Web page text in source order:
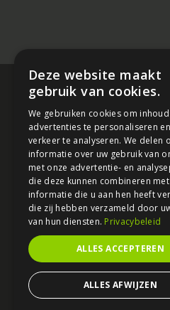
Deze website maakt
gebruik van cookies.
We gebruiken cookies om
advertenties te personaliseren
verkeer te analyseren. We delen
informatie over uw gebruik van
met onze advertentie- en
die deze kunnen combineren
informatie die u aan hen heeft
die zij hebben verzameld door
van hun diensten. Privacybeleid
ALLES ACCEPTEREN
ALLES AFWIJZEN